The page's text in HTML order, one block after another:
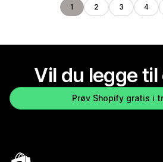
1 2 3 4
Vil du legge til
Prøv Shopify gratis i